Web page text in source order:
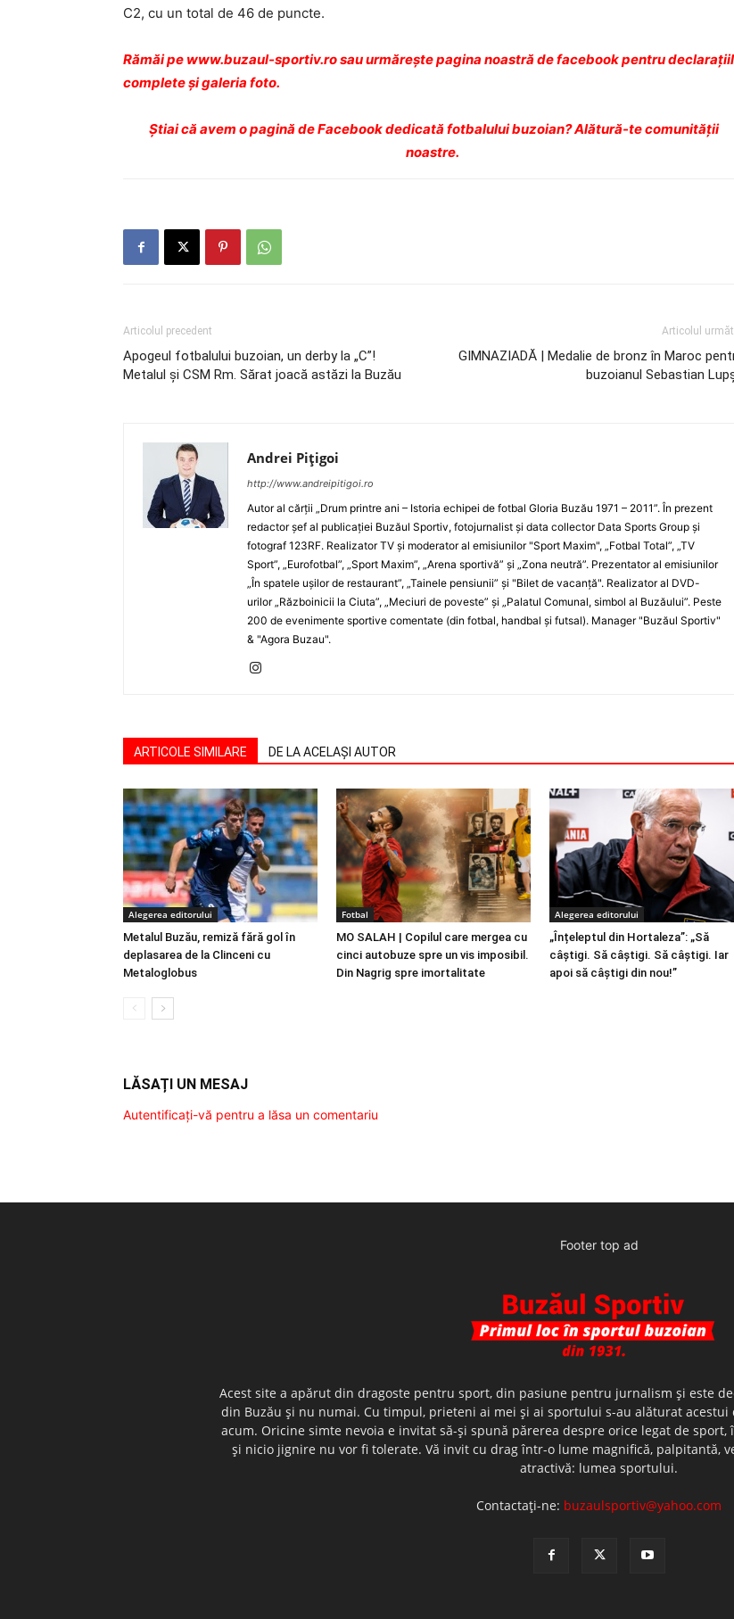
C2, cu un total de 46 de puncte.
Rămăi pe www.buzaul-sportiv.ro sau urmăreşte pagina noastră de facebook pentru
complete şi galeria foto.
Ştiai că avem o pagină de Facebook dedicată fotbalului buzoian? Alătură-te comunității
noastre.
Articolul precedent
Apogeul fotbalului buzoian, un derby la „C”!
Metalul şi CSM Rm. Sărat joacă astăzi la Buzău
Articolul
GIMNAZIADĂ | Medalie de bronz în Maroc
buzoianul Sebastian
Andrei Pițigoi
http://www.andreipitigoi.ro
Autor al cărţii „Drum printre ani – Istoria echipei de fotbal Gloria Buzău 1971 – 2011”. În prezent
redactor şef al publicaţiei Buzăul Sportiv, fotojurnalist şi data collector Data Sports Group şi
fotograf 123RF. Realizator TV şi moderator al emisiunilor "Sport Maxim", „Fotbal Total”, „TV
Sport”, „Eurofotbal”, „Sport Maxim”, „Arena sportivă” şi „Zona neutră”. Prezentator al emisiunilor
„În spatele uşilor de restaurant”, „Tainele pensiunii” şi "Bilet de vacanţă". Realizator al DVD-
urilor „Războinicii la Ciuta”, „Meciuri de poveste” şi „Palatul Comunal, simbol al Buzăului”. Peste
200 de evenimente sportive comentate (din fotbal, handbal şi futsal). Manager "Buzăul Sportiv"
& "Agora Buzau".
ARTICOLE SIMILARE DE LA ACELAȘI AUTOR
Alegerea editorului
Metalul Buzău, remiză fără gol în
deplasarea de la Clinceni cu
Metaloglobus
Fotbal
MO SALAH | Copilul care mergea cu
cinci autobuze spre un vis imposibil.
Din Nagrig spre imortalitate
Alegerea editorului
„Înțeleptul din Hortaleza”: „Să
câștigi. Să câștigi. Să câștigi. Iar
apoi să câștigi din nou!”
LĂSAȚI UN MESAJ
Autentificați-vă pentru a lăsa un comentariu
Footer top ad
Acest site a apărut din dragoste pentru sport, din pasiune pentru jurnalism şi este
din Buzău şi nu numai. Cu timpul, prieteni ai mei şi ai sportului s-au alăturat acestui
acum. Oricine simte nevoia e invitat să-şi spună părerea despre orice legat de
şi nicio jignire nu vor fi tolerate. Vă invit cu drag într-o lume magnifică, palpitantă,
atractivă: lumea sportului.
Contactați-ne: buzaulsportiv@yahoo.com